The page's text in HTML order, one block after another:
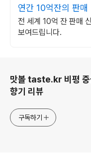
연간 10억잔의 판매
전 세계 10억 잔 판매
보여드립니다.
맛볼 taste.kr 비평 중
향기 리뷰
구독하기